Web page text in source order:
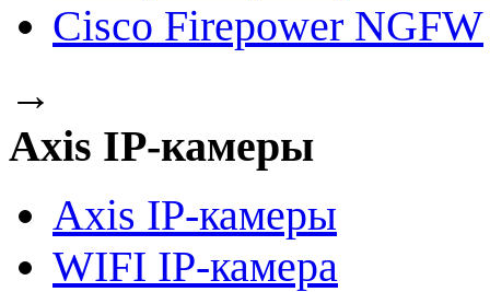
Cisco Firepower NGFW
→
Axis IP-камеры
Axis IP-камеры
WIFI IP-камера